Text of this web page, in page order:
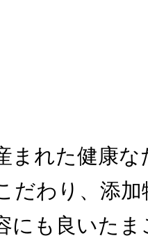
まれた健康な
だわり、添加
にも良いた